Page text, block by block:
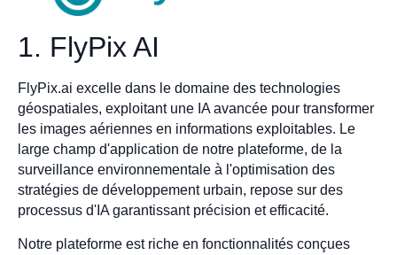
1. FlyPix AI
FlyPix.ai excelle dans le domaine des technologies
géospatiales, exploitant une IA avancée pour transformer
les images aériennes en informations exploitables. Le
large champ d'application de notre plateforme, de la
surveillance environnementale à l'optimisation des
stratégies de développement urbain, repose sur des
processus d'IA garantissant précision et efficacité.
Notre plateforme est riche en fonctionnalités conçues